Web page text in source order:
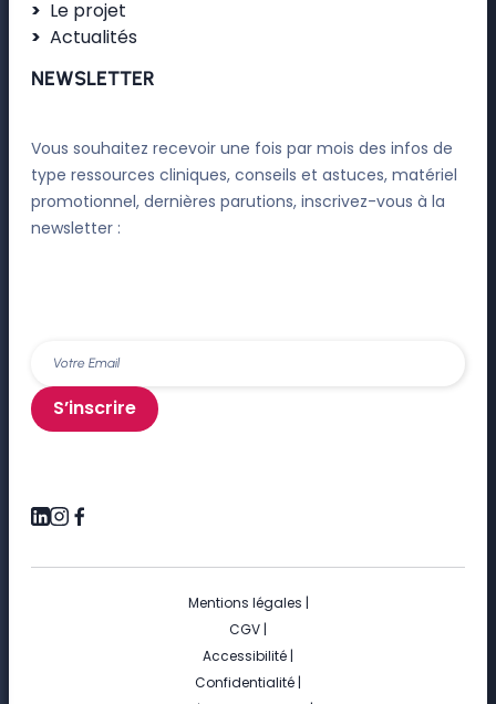
Le projet
Actualités
NEWSLETTER
Vous souhaitez recevoir une fois par mois des infos de
type ressources cliniques, conseils et astuces, matériel
promotionnel, dernières parutions, inscrivez-vous à la
newsletter :
S’inscrire
Mentions légales |
CGV |
Accessibilité |
Confidentialité |